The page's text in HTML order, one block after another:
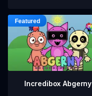
Incredibox Abgerny